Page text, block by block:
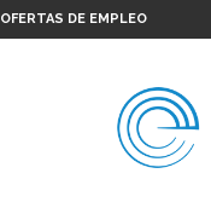
OFERTAS DE EMPLEO